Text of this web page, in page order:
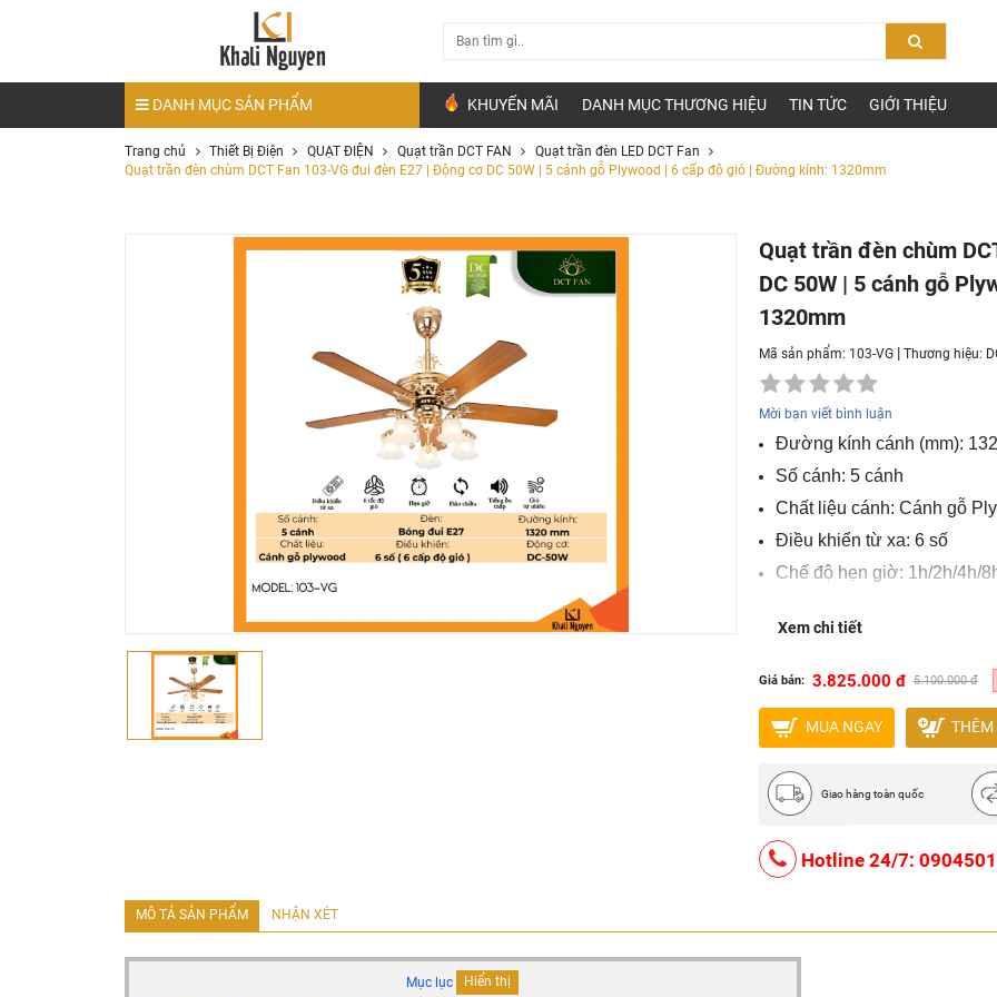
DANH MỤC SẢN PHẨM KHUYẾN MÃI DANH MỤC THƯƠNG HIỆU TIN TỨC GIỚI THIỆU
Trang chủ Thiết Bị Điện QUẠT ĐIỆN Quạt trần DCT FAN
Quạt trần đèn LED DCT Fan
Quạt trần đèn chùm DCT Fan 103-VG đui đèn E27 | Động cơ DC 50W | 5 cánh gỗ Plywood | 6 cấp độ gió | Đường kính: 1320mm
Quạt trần đèn chùm
DC 50W | 5 cánh gỗ
1320mm
Mã sản phẩm: 103-VG |Thương hiệu:
Mời bạn viết bình luận
Đường kính cánh (mm):
Số cánh: 5 cánh
Chất liệu cánh: Cánh gỗ
Điều khiển từ xa: 6 số
Chế độ hẹn giờ: 1h/2h/4h/
Động cơ: DC-50W (Tiết
Bảo hành: 5 năm cho động
Xem chi tiết
Giá bán: 3.825.000 đ 5.100.000 đ
MUA NGAY THÊM
Giao hàng toàn quốc
Hotline 24/7:
MÔ TẢ SẢN PHẨM NHẬN XÉT
Mục lục Hiển thị